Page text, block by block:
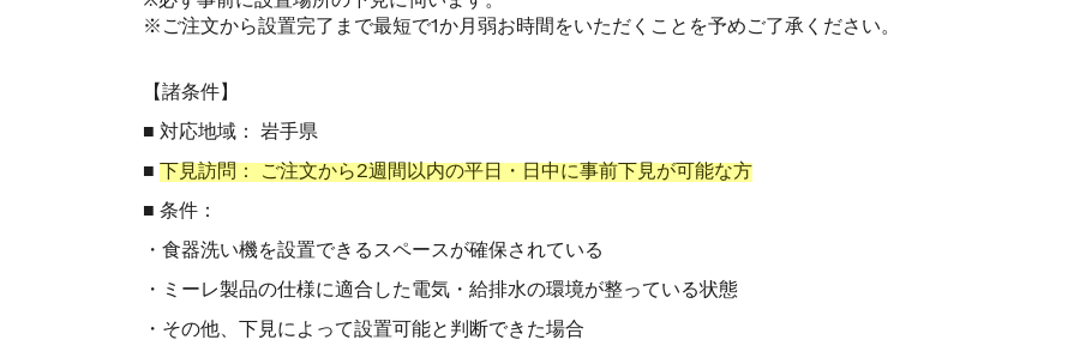
※ご注文から設置完了まで最短で1か月弱お時間をいただくことを予めご了承ください。
【諸条件】
■ 対応地域： 岩手県
■ 下見訪問： ご注文から2週間以内の平日・日中に事前下見が可能な方
■ 条件：
・食器洗い機を設置できるスペースが確保されている
・ミーレ製品の仕様に適合した電気・給排水の環境が整っている状態
・その他、下見によって設置可能と判断できた場合